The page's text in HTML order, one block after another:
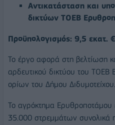
Αντικατάσταση και
δικτύων ΤΟΕΒ
Προϋπολογισμός: 9,5 εκατ. €
Το έργο αφορά στη βελτίωση
αρδευτικού δικτύου του
ορίων του Δήμου Διδυμοτείχου.
Το αγρόκτημα Ερυθροποτάμου
35.000 στρεμμάτων συνολικά